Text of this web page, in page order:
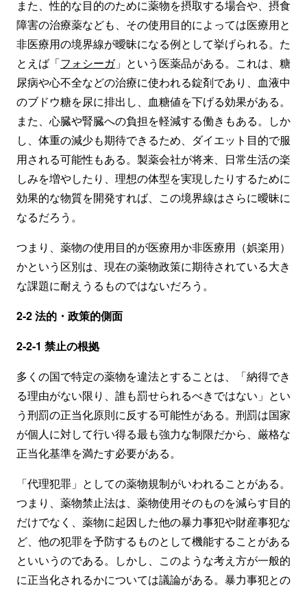
また、性的な目的のために薬物を摂取する場合や、摂食
障害の治療薬なども、その使用目的によっては医療用と
非医療用の境界線が曖昧になる例として挙げられる。た
とえば「フォシーガ」という医薬品がある。これは、糖
尿病や心不全などの治療に使われる錠剤であり、血液中
のブドウ糖を尿に排出し、血糖値を下げる効果がある。
また、心臓や腎臓への負担を軽減する働きもある。しか
し、体重の減少も期待できるため、ダイエット目的で服
用される可能性もある。製薬会社が将来、日常生活の楽
しみを増やしたり、理想の体型を実現したりするために
効果的な物質を開発すれば、この境界線はさらに曖昧に
なるだろう。
つまり、薬物の使用目的が医療用か非医療用（娯楽用）
かという区別は、現在の薬物政策に期待されている大き
な課題に耐えうるものではないだろう。
2-2 法的・政策的側面
2-2-1 禁止の根拠
多くの国で特定の薬物を違法とすることは、「納得でき
る理由がない限り、誰も罰せられるべきではない」とい
う刑罰の正当化原則に反する可能性がある。刑罰は国家
が個人に対して行い得る最も強力な制限だから、厳格な
正当化基準を満たす必要がある。
「代理犯罪」としての薬物規制がいわれることがある。
つまり、薬物禁止法は、薬物使用そのものを減らす目的
だけでなく、薬物に起因した他の暴力事犯や財産事犯な
ど、他の犯罪を予防するものとして機能することがある
といいうのである。しかし、このような考え方が一般的
に正当化されるかについては議論がある。暴力事犯との